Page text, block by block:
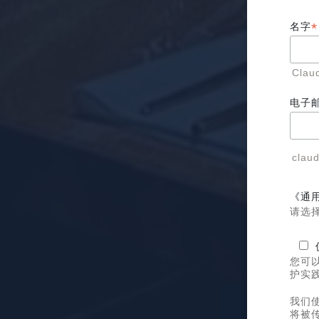
名字*
电子
《通
请选
您可
护实
我们
将被